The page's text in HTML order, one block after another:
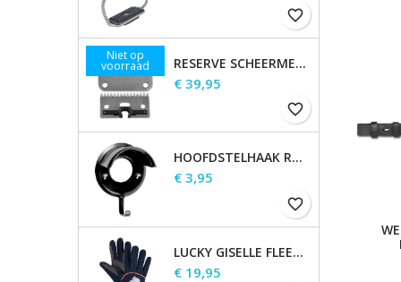
favorite_border
Niet op
voorraad RESERVE SCHEERMESSEN
Prijs
€ 39,95
favorite_border
HOOFDSTELHAAK ROBUUST, METAAL
Prijs
€ 3,95
favorite_border
LUCKY GISELLE FLEECE RIJHANDSCHOENEN, KINDEREN
Prijs
€ 19,95